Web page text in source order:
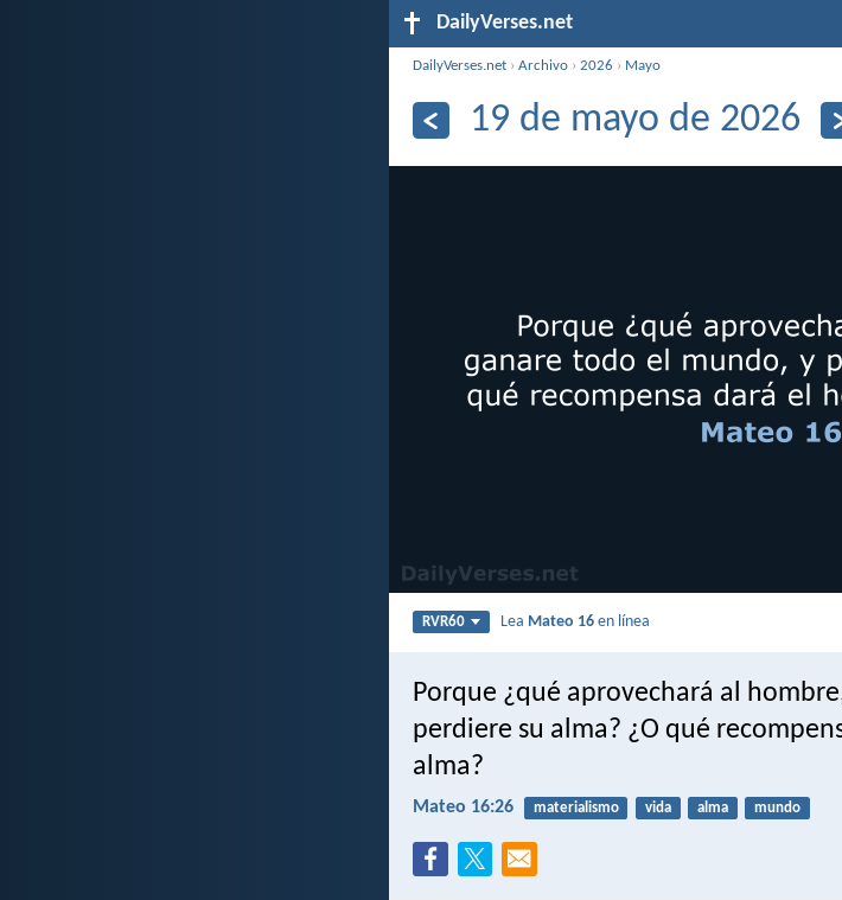
DailyVerses.net
DailyVerses.net ›Archivo ›2026 › Mayo
19 de mayo de 2026
RVR60 Lea Mateo 16 en línea
Porque ¿qué aprovechará al
perdiere su alma? ¿O qué
alma?
Mateo 16:26 materialismo vida alma mundo